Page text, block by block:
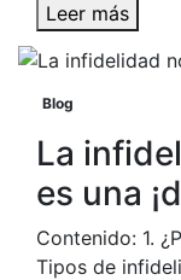
Leer más
Blog
La
es una
Contenido: 1.
Tipos de